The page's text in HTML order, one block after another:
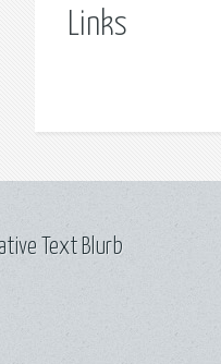
Links
Text Blurb